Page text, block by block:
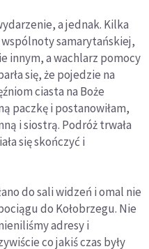
a jednak. Kilka
wspólnoty samarytańskiej,
innym, a wachlarz pomocy
się, że pojedzie na
ciasta na Boże
paczkę i postanowiłam,
i siostrą. Podróż trwała
się skończyć i
do sali widzeń i omal nie
do Kołobrzegu. Nie
adresy i
co jakiś czas były